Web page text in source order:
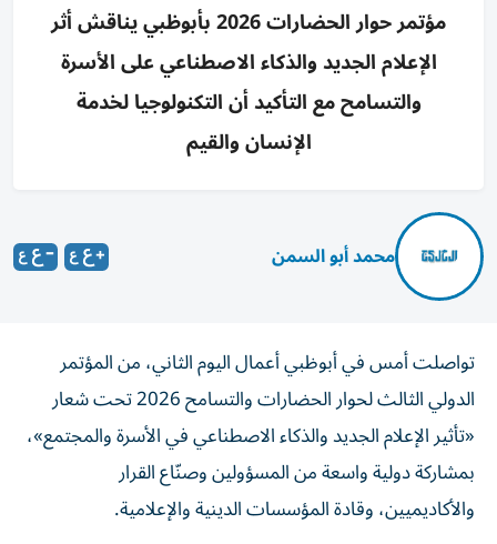
مؤتمر حوار الحضارات 2026 بأبوظبي يناقش أثر
الإعلام الجديد والذكاء الاصطناعي على الأسرة
والتسامح مع التأكيد أن التكنولوجيا لخدمة
الإنسان والقيم
محمد أبو السمن
تواصلت أمس في أبوظبي أعمال اليوم الثاني، من المؤتمر
الدولي الثالث لحوار الحضارات والتسامح 2026 تحت شعار
«تأثير الإعلام الجديد والذكاء الاصطناعي في الأسرة والمجتمع»،
بمشاركة دولية واسعة من المسؤولين وصنّاع القرار
والأكاديميين، وقادة المؤسسات الدينية والإعلامية.